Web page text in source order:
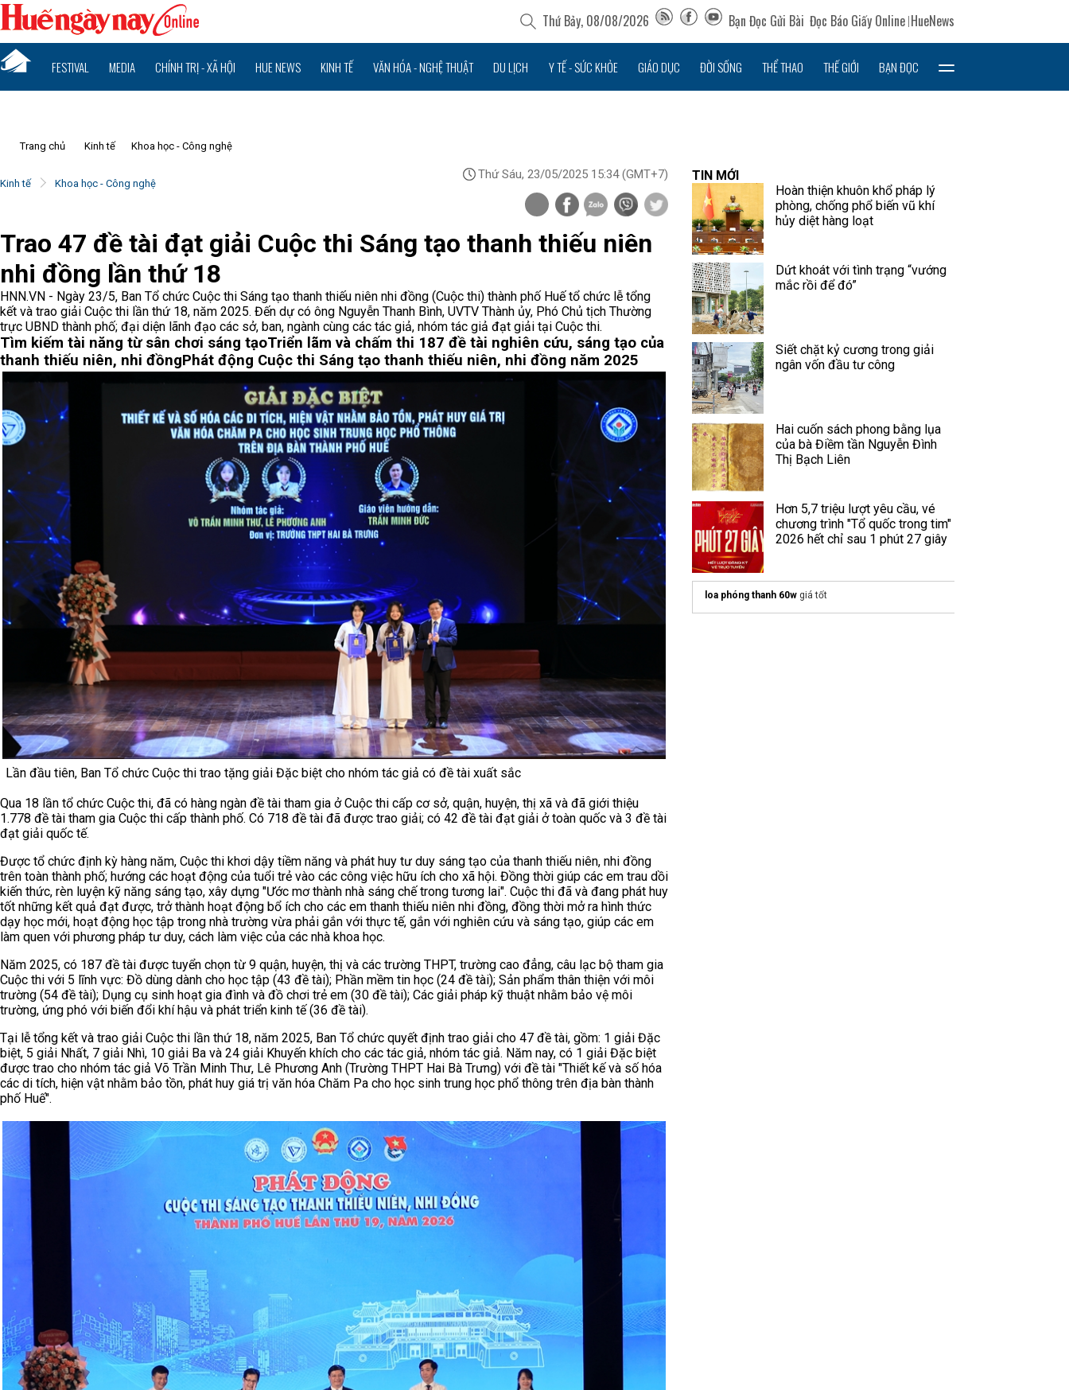
Thứ Bảy, 08/08/2026 Bạn Đọc Gửi Bài Đọc Báo Giấy Online HueNews
FESTIVAL MEDIA CHÍNH TRỊ - XÃ HỘI HUE NEWS KINH TẾ VĂN HÓA - NGHỆ THUẬT DU LỊCH Y TẾ - SỨC KHỎE GIÁO DỤC ĐỜI SỐNG THỂ THAO THẾ GIỚI BẠN ĐỌC
Trang chủ Kinh tế Khoa học - Công nghệ
Kinh tế Khoa học - Công nghệ
Thứ Sáu, 23/05/2025 15:34(GMT+7)
Trao 47 đề tài đạt giải Cuộc thi Sáng tạo thanh thiếu niên
nhi đồng lần thứ 18
HNN.VN - Ngày 23/5, Ban Tổ chức Cuộc thi Sáng tạo thanh thiếu niên nhi đồng (Cuộc thi) thành phố Huế tổ chức lễ tổng
kết và trao giải Cuộc thi lần thứ 18, năm 2025. Đến dự có ông Nguyễn Thanh Bình, UVTV Thành ủy, Phó Chủ tịch Thường
trực UBND thành phố; đại diện lãnh đạo các sở, ban, ngành cùng các tác giả, nhóm tác giả đạt giải tại Cuộc thi.
Tìm kiếm tài năng từ sân chơi sáng tạoTriển lãm và chấm thi 187 đề tài nghiên cứu, sáng tạo của
thanh thiếu niên, nhi đồngPhát động Cuộc thi Sáng tạo thanh thiếu niên, nhi đồng năm 2025
Lần đầu tiên, Ban Tổ chức Cuộc thi trao tặng giải Đặc biệt cho nhóm tác giả có đề tài xuất sắc
Qua 18 lần tổ chức Cuộc thi, đã có hàng ngàn đề tài tham gia ở Cuộc thi cấp cơ sở, quận, huyện, thị xã và đã giới thiệu
1.778 đề tài tham gia Cuộc thi cấp thành phố. Có 718 đề tài đã được trao giải; có 42 đề tài đạt giải ở toàn quốc và 3 đề tài
đạt giải quốc tế.
Được tổ chức định kỳ hàng năm, Cuộc thi khơi dậy tiềm năng và phát huy tư duy sáng tạo của thanh thiếu niên, nhi đồng
trên toàn thành phố; hướng các hoạt động của tuổi trẻ vào các công việc hữu ích cho xã hội. Đồng thời giúp các em trau dồi
kiến thức, rèn luyện kỹ năng sáng tạo, xây dựng "Ước mơ thành nhà sáng chế trong tương lai". Cuộc thi đã và đang phát huy
tốt những kết quả đạt được, trở thành hoạt động bổ ích cho các em thanh thiếu niên nhi đồng, đồng thời mở ra hình thức
dạy học mới, hoạt động học tập trong nhà trường vừa phải gắn với thực tế, gắn với nghiên cứu và sáng tạo, giúp các em
làm quen với phương pháp tư duy, cách làm việc của các nhà khoa học.
Năm 2025, có 187 đề tài được tuyển chọn từ 9 quận, huyện, thị và các trường THPT, trường cao đẳng, câu lạc bộ tham gia
Cuộc thi với 5 lĩnh vực: Đồ dùng dành cho học tập (43 đề tài); Phần mềm tin học (24 đề tài); Sản phẩm thân thiện với môi
trường (54 đề tài); Dụng cụ sinh hoạt gia đình và đồ chơi trẻ em (30 đề tài); Các giải pháp kỹ thuật nhằm bảo vệ môi
trường, ứng phó với biến đổi khí hậu và phát triển kinh tế (36 đề tài).
Tại lễ tổng kết và trao giải Cuộc thi lần thứ 18, năm 2025, Ban Tổ chức quyết định trao giải cho 47 đề tài, gồm: 1 giải Đặc
biệt, 5 giải Nhất, 7 giải Nhì, 10 giải Ba và 24 giải Khuyến khích cho các tác giả, nhóm tác giả. Năm nay, có 1 giải Đặc biệt
được trao cho nhóm tác giả Võ Trần Minh Thư, Lê Phương Anh (Trường THPT Hai Bà Trưng) với đề tài "Thiết kế và số hóa
các di tích, hiện vật nhằm bảo tồn, phát huy giá trị văn hóa Chăm Pa cho học sinh trung học phổ thông trên địa bàn thành
phố Huế".
TIN MỚI
Hoàn thiện khuôn khổ pháp lý
phòng, chống phổ biến vũ khí
hủy diệt hàng loạt
Dứt khoát với tình trạng “vướng
mắc rồi để đó”
Siết chặt kỷ cương trong giải
ngân vốn đầu tư công
Hai cuốn sách phong bằng lụa
của bà Điềm tần Nguyễn Đình
Thị Bạch Liên
Hơn 5,7 triệu lượt yêu cầu, vé
chương trình "Tổ quốc trong tim"
2026 hết chỉ sau 1 phút 27 giây
loa phóng thanh 60w giá tốt